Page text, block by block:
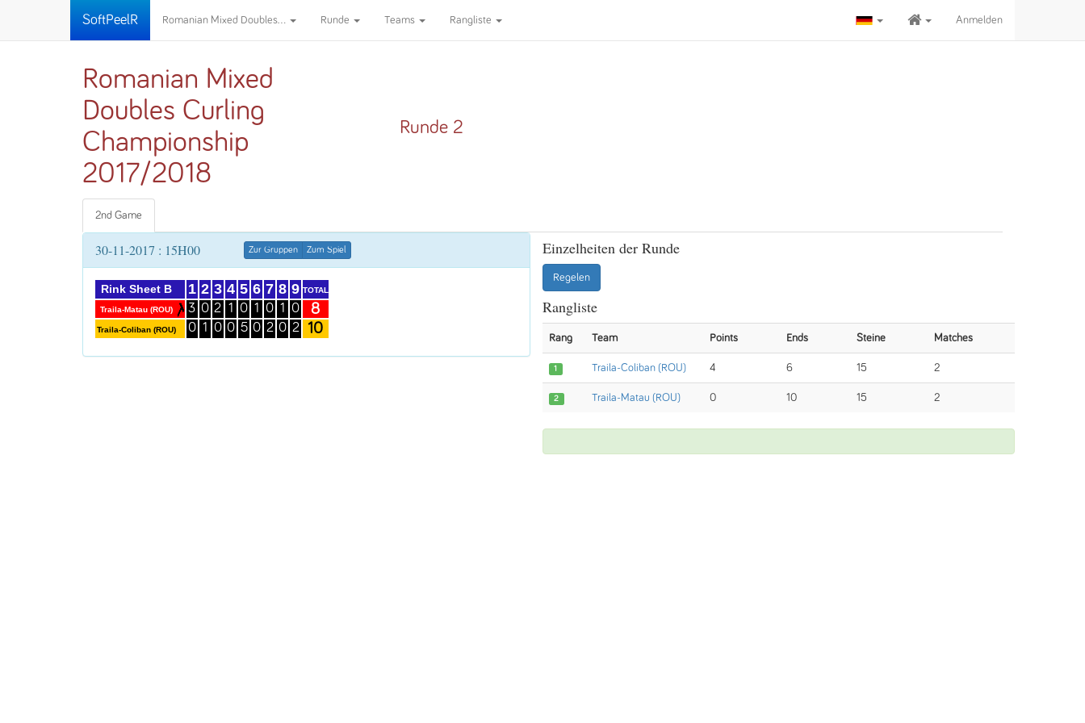
SoftPeelR Romanian Mixed Doubles... Runde Teams Rangliste Anmelden
Romanian Mixed
Doubles Curling
Championship
2017/2018
Runde 2
2nd Game
30-11-2017 : 15H00 Zur Gruppen Zum Spiel
Rink Sheet B
Traila-Matau (ROU)
Traila-Coliban (ROU)
1
3
0
2
0
1
3
2
0
4
1
0
5
0
5
6
1
0
7
0
2
8
1
0
9
0
2
TOTAL
8
10
Einzelheiten der Runde
Regelen
Rangliste
Rang Team Points Ends Steine Matches
1 Traila-Coliban (ROU) 4 6 15 2
2 Traila-Matau (ROU) 0 10 15 2